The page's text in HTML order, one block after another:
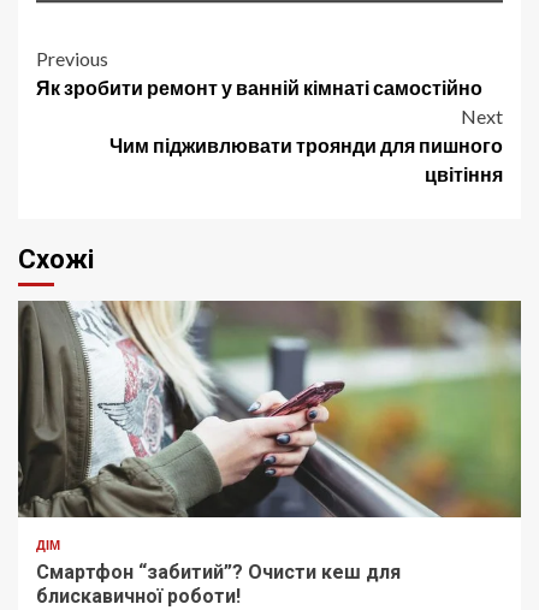
Post
Previous
Як зробити ремонт у ванній кімнаті самостійно
Next
Чим підживлювати троянди для пишного
цвітіння
Схожі
ДІМ
Смартфон “забитий”? Очисти кеш для
блискавичної роботи!